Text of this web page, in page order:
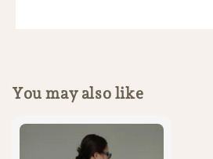
You may also like